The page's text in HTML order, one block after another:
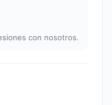
con nosotros.